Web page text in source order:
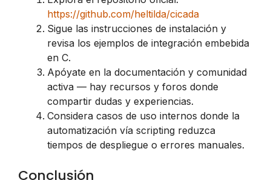
https://github.com/heltilda/cicada
Sigue las instrucciones de instalación y
revisa los ejemplos de integración embebida
en C.
Apóyate en la documentación y comunidad
activa — hay recursos y foros donde
compartir dudas y experiencias.
Considera casos de uso internos donde la
automatización vía scripting reduzca
tiempos de despliegue o errores manuales.
Conclusión